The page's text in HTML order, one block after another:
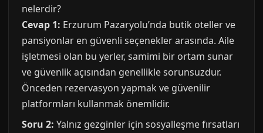
nelerdir?
Cevap 1: Erzurum Pazaryolu’nda butik oteller ve
pansiyonlar en güvenli seçenekler arasında. Aile
işletmesi olan bu yerler, samimi bir ortam sunar
ve güvenlik açısından genellikle sorunsuzdur.
Önceden rezervasyon yapmak ve güvenilir
platformları kullanmak önemlidir.
Soru 2: Yalnız gezginler için sosyalleşme fırsatları